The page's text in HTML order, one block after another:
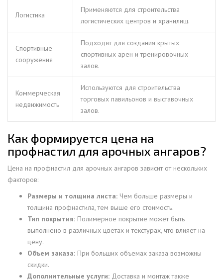
Логистика
Применяются для строительства
логистических центров и хранилищ.
Спортивные
сооружения
Подходят для создания крытых
спортивных арен и тренировочных
залов.
Коммерческая
недвижимость
Используются для строительства
торговых павильонов и выставочных
залов.
Как формируется цена на
профнастил для арочных ангаров?
Цена на профнастил для арочных ангаров зависит от нескольких
факторов:
Размеры и толщина листа: Чем больше размеры и
толщина профнастила, тем выше его стоимость.
Тип покрытия: Полимерное покрытие может быть
выполнено в различных цветах и текстурах, что влияет на
цену.
Объем заказа: При больших объемах заказа возможны
скидки.
Дополнительные услуги: Доставка и монтаж также